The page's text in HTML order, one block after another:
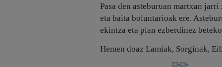
Pasa den asteburuan martxan
eta baita boluntarioak ere.
ekintza eta plan ezberdinez
Hemen doaz Lamiak, Sorginak,